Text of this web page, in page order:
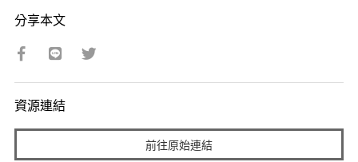
分享本文
資源連結
前往原始連結